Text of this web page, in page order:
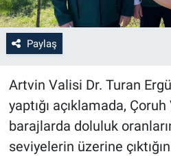
Paylaş
Artvin Valisi Dr. Turan
yaptığı açıklamada,
barajlarda doluluk
seviyelerin üzerine